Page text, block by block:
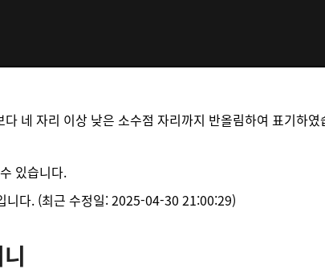
네 자리 이상 낮은 소수점 자리까지 반올림하여 표기하
있습니다.
니다. (최근 수정일: 2025-04-30 21:00:29)